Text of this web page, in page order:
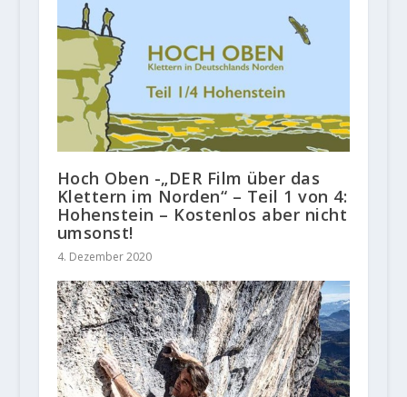
Hoch Oben -„DER Film über das
Klettern im Norden“ – Teil 1 von 4:
Hohenstein – Kostenlos aber nicht
umsonst!
4. Dezember 2020